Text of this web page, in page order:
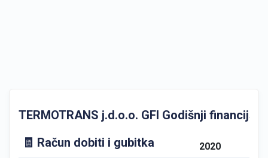
TERMOTRANS j.d.o.o. GFI Godišnji
🧾 Račun dobiti i gubitka
2020